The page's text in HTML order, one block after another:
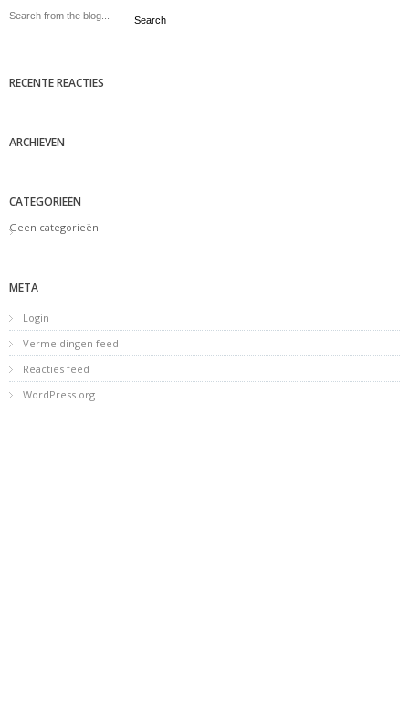
Search
RECENTE REACTIES
ARCHIEVEN
CATEGORIEËN
Geen categorieën
META
Login
Vermeldingen feed
Reacties feed
WordPress.org